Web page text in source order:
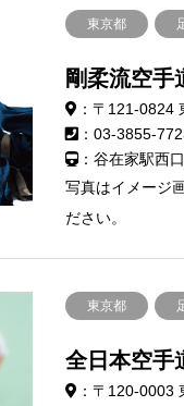
東京都
剛柔流空手
：〒121-0824
：03-3855-
：谷在家駅西
写真はイメージ
ださい。
東京都
全日本空手
：〒120-0003